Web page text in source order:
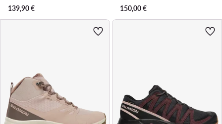
139,90€
150,00€